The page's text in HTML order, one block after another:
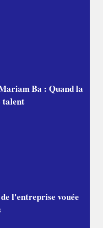
Ba : Quand la
talent
l'entreprise vouée